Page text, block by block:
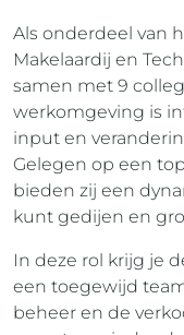
Als onderdeel van
Makelaardij en
samen met 9
werkomgeving is
input en
Gelegen op een
bieden zij een
kunt gedijen en
In deze rol krijg je
een toegewijd
beheer en de